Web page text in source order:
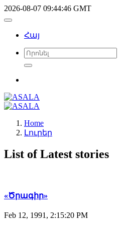
2026-08-07 09:44:46 GMT
Հայ
Home
Լուրեր
List of Latest stories
«Ծրագիր»
Feb 12, 1991, 2:15:20 PM